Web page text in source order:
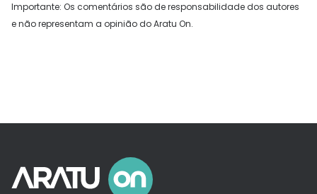
Importante: Os comentários são de responsabilidade dos autores
e não representam a opinião do Aratu On.